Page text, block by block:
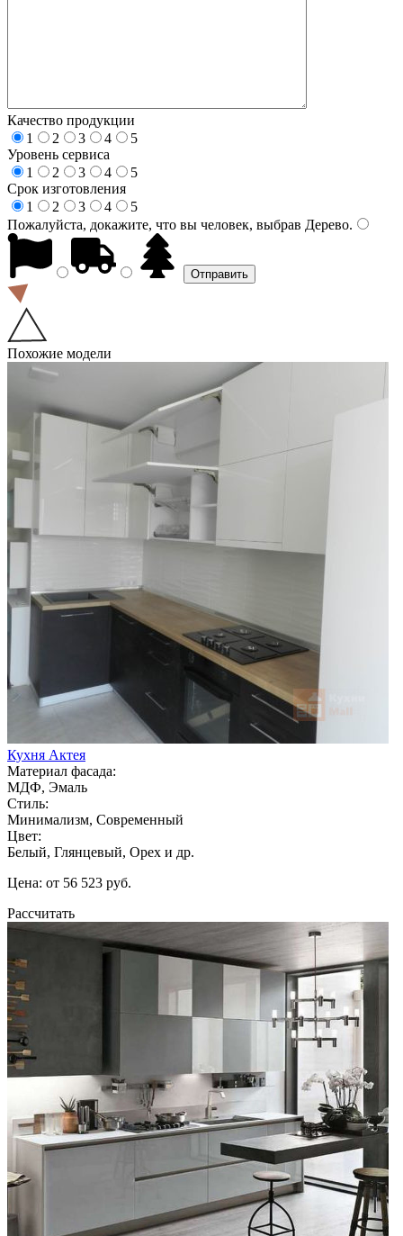
Качество продукции
1
2 3 4
5
Уровень сервиса
1
2 3 4
5
Срок изготовления
1
2 3 4
5
Пожалуйста, докажите, что вы человек, выбрав Дерево.
Похожие модели
Кухня Актея
Материал фасада:
МДФ, Эмаль
Стиль:
Минимализм, Современный
Цвет:
Белый, Глянцевый, Орех и др.
Цена: от 56 523 руб.
Рассчитать